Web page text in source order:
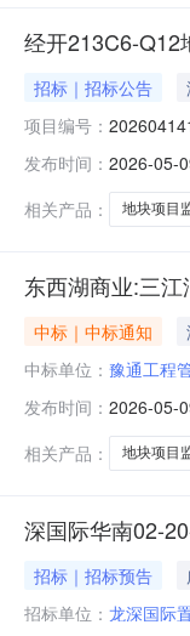
经开213C6-Q12
招标｜招标公告
项目编号：
发布时间： 2026-05-
相关产品：
地块项目
东西湖商业:三
中标｜中标通知
中标单位： 豫通工程
发布时间： 2026-05-
相关产品：
地块项目
深国际华南02-
招标｜招标预告
招标单位： 龙深国际